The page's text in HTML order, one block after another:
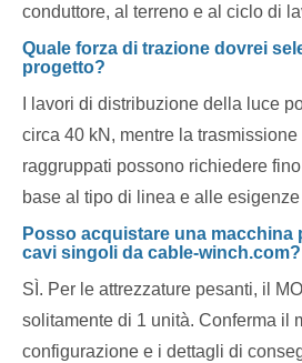
conduttore, al terreno e al ciclo di
Quale forza di trazione dovrei
progetto?
I lavori di distribuzione della luce
circa 40 kN, mentre la
raggruppati possono richiedere
base al tipo di linea e alle
Posso acquistare una macchina
cavi singoli da cable-winch.com?
SÌ. Per le attrezzature pesanti, il
solitamente di 1 unità. Conferma il
configurazione e i dettagli di